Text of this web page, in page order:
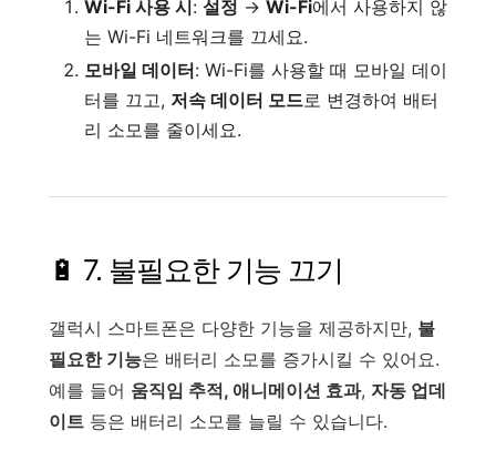
Wi-Fi 사용 시: 설정 → Wi-Fi에서 사용하지 않
는 Wi-Fi 네트워크를 끄세요.
모바일 데이터: Wi-Fi를 사용할 때 모바일 데이
터를 끄고, 저속 데이터 모드로 변경하여 배터
리 소모를 줄이세요.
🔋 7. 불필요한 기능 끄기
갤럭시 스마트폰은 다양한 기능을 제공하지만, 불
필요한 기능은 배터리 소모를 증가시킬 수 있어요.
예를 들어 움직임 추적, 애니메이션 효과, 자동 업데
이트 등은 배터리 소모를 늘릴 수 있습니다.